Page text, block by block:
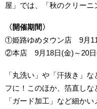
屋」では、「秋のクリーニ
〈開催期間〉
①姫路ゆめタウン店 9月
②本店 9月18日(金)～20日
「丸洗い」や「汗抜き」
フに！このほか、箔直しな
「ガード加工」など細か